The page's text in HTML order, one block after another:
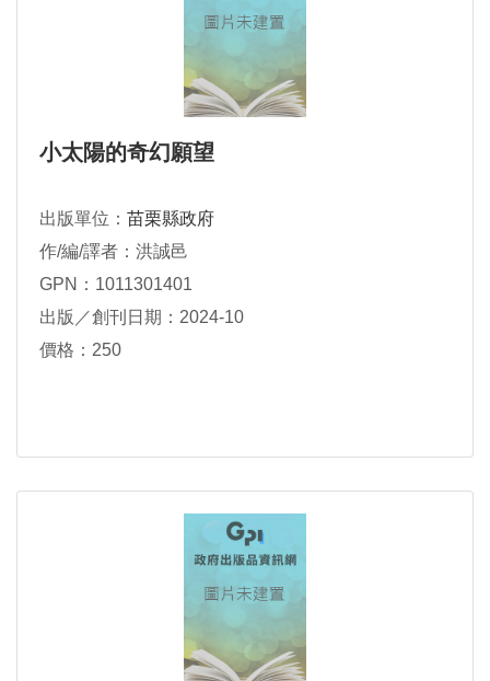
小太陽的奇幻願望
出版單位： 苗栗縣政府
作/編/譯者：洪誠邑
GPN：1011301401
出版／創刊日期：2024-10
價格：250